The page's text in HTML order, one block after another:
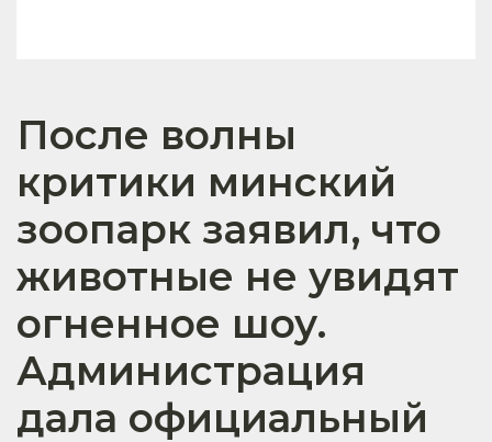
После волны
критики минский
зоопарк заявил, что
животные не увидят
огненное шоу.
Администрация
дала официальный